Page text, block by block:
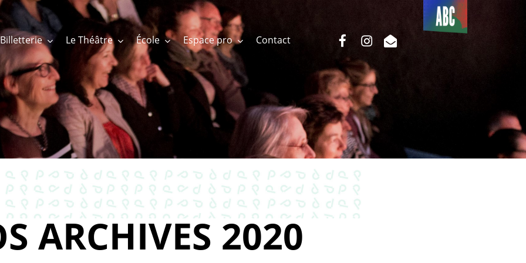
Billetterie Le Théâtre École Espace pro Contact
Du côté
de l’ABC
facebookinstagram
email
ARCHIVES 2020